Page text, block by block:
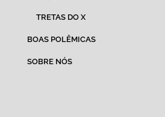
TRETAS DO X
BOAS POLÊMICAS
SOBRE NÓS